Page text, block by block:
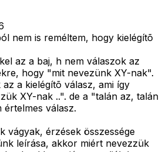
nem is reméltem, hogy kielégítõ
az a baj, h nem válaszok az
hogy "mit nevezünk XY-nak".
a kielégítõ válasz, ami így
XY-nak ..". de a "talán az, talán
értelmes válasz.
vágyak, érzések összessége
leírása, akkor miért nevezzük